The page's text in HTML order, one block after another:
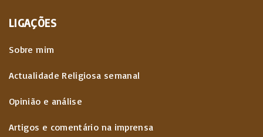
LIGAÇÕES
Sobre mim
Actualidade Religiosa semanal
Opinião e análise
Artigos e comentário na imprensa